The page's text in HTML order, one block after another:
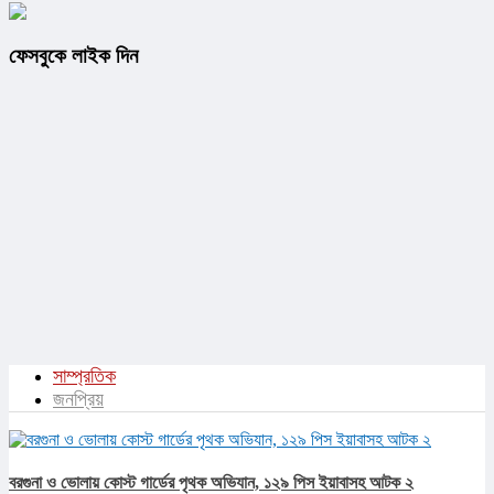
ফেসবুকে লাইক দিন
সাম্প্রতিক
জনপ্রিয়
বরগুনা ও ভোলায় কোস্ট গার্ডের পৃথক অভিযান, ১২৯ পিস ইয়াবাসহ আটক ২